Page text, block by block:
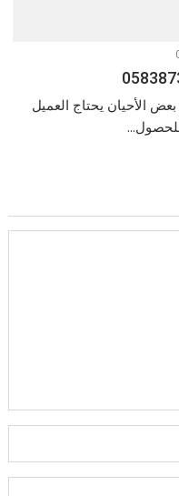
الأحيان يحتاج العميل